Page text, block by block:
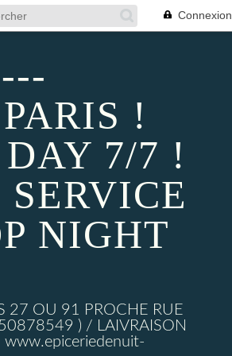
Connexion
!
7/7 !
NIGHT
27 OU 91 PROCHE RUE
) / LAIVRAISON